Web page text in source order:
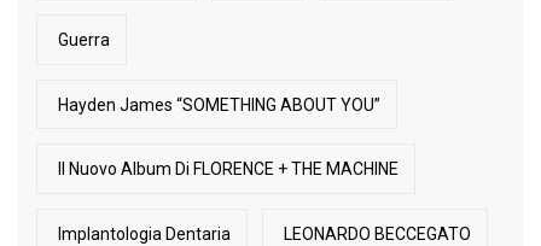
Guerra
Hayden James “SOMETHING ABOUT YOU”
Il Nuovo Album Di FLORENCE + THE MACHINE
Implantologia Dentaria LEONARDO BECCEGATO